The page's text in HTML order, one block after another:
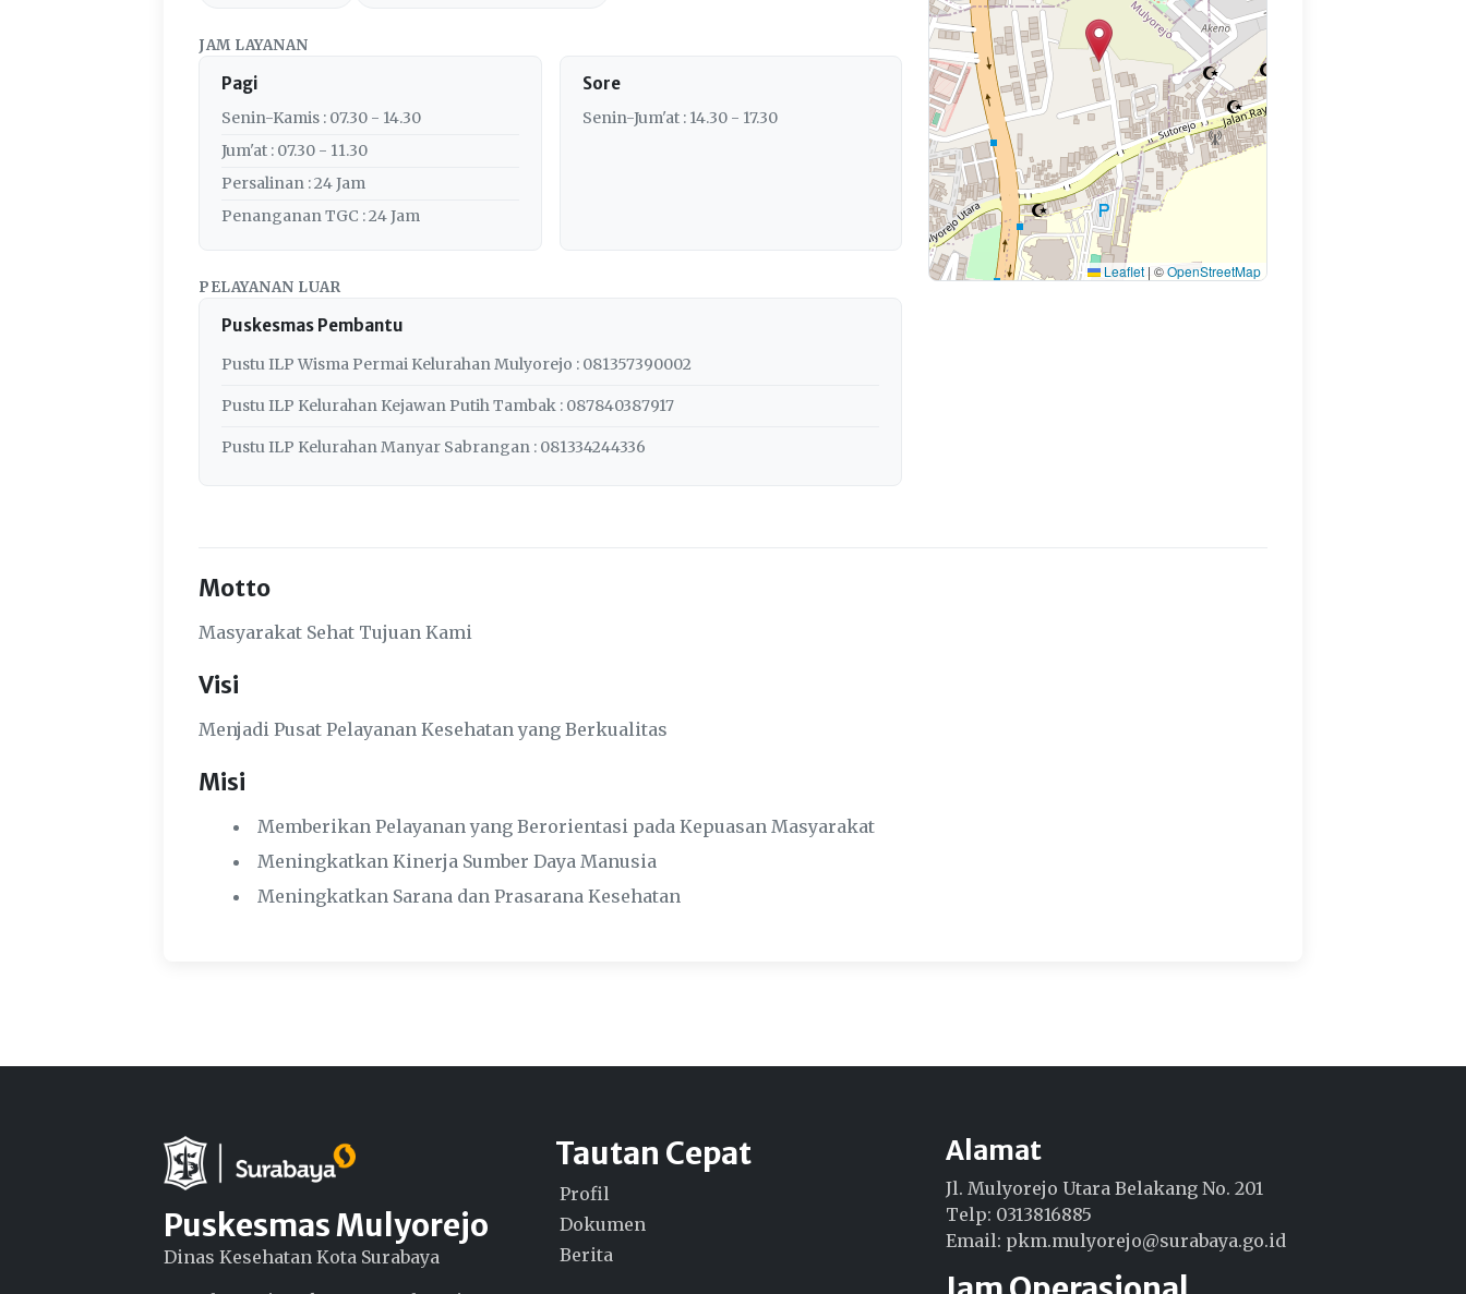
JAM LAYANAN
Pagi
Senin-Kamis : 07.30 - 14.30
Jum'at : 07.30 - 11.30
Persalinan : 24 Jam
Penanganan TGC : 24 Jam
Sore
Senin-Jum'at : 14.30 - 17.30
PELAYANAN LUAR
Puskesmas Pembantu
Pustu ILP Wisma Permai Kelurahan Mulyorejo : 081357390002
Pustu ILP Kelurahan Kejawan Putih Tambak : 087840387917
Pustu ILP Kelurahan Manyar Sabrangan : 081334244336
Leaflet | ©OpenStreetMap
Motto
Masyarakat Sehat Tujuan Kami
Visi
Menjadi Pusat Pelayanan Kesehatan yang Berkualitas
Misi
Memberikan Pelayanan yang Berorientasi pada Kepuasan Masyarakat
Meningkatkan Kinerja Sumber Daya Manusia
Meningkatkan Sarana dan Prasarana Kesehatan
Puskesmas Mulyorejo
Dinas Kesehatan Kota Surabaya
Tautan Cepat
Profil
Dokumen
Berita
Alamat
Jl. Mulyorejo Utara Belakang No. 201
Telp: 0313816885
Email: pkm.mulyorejo@surabaya.go.id